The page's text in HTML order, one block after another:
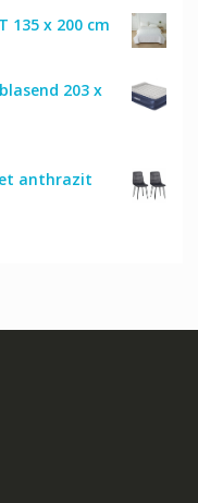
135 x 200 cm
203 x
anthrazit